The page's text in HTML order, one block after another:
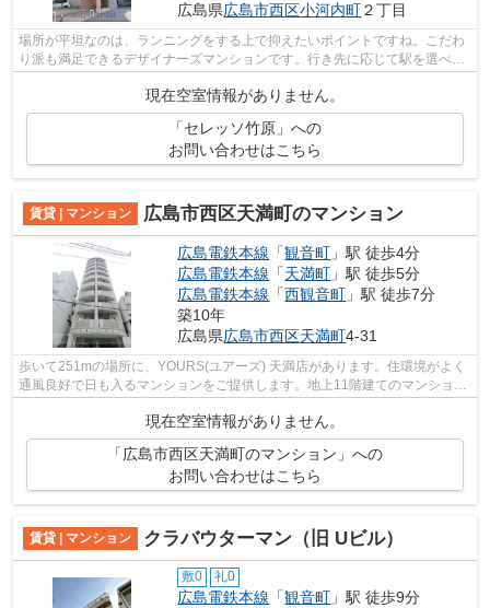
広島県広島市西区小河内町２丁目
場所が平坦なのは、ランニングをする上で抑えたいポイントですね。こだわ
り派も満足できるデザイナーズマンションです。行き先に応じて駅を選べる
現在空室情報がありません。
「セレッソ竹原」への
お問い合わせはこちら
賃貸 | マンション 広島市西区天満町のマンション
広島電鉄本線 「観音町 」駅 徒歩4分
広島電鉄本線 「天満町 」駅 徒歩5分
広島電鉄本線 「西観音町 」駅 徒歩7分
築10年
広島県広島市西区天満町4-31
歩いて251mの場所に、YOURS(ユアーズ) 天満店があります。住環境がよく
通風良好で日も入るマンションをご提供します。地上11階建てのマンション
となっております。徒歩4分の距離に駅が...
現在空室情報がありません。
「広島市西区天満町のマンション」への
お問い合わせはこちら
賃貸 | マンション クラバウターマン（旧 Uビル）
敷0 礼0
広島電鉄本線 「観音町 」駅 徒歩9分